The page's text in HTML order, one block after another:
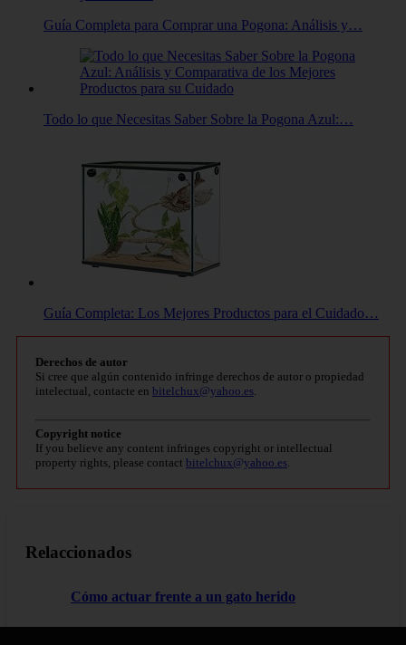
Guía Completa para Comprar una Pogona: Análisis y…
Todo lo que Necesitas Saber Sobre la Pogona Azul:…
Guía Completa: Los Mejores Productos para el Cuidado…
Derechos de autor
Si cree que algún contenido infringe derechos de autor o propiedad
intelectual, contacte en bitelchux@yahoo.es.
Copyright notice
If you believe any content infringes copyright or intellectual
property rights, please contact bitelchux@yahoo.es.
Relaccionados
Cómo actuar frente a un gato herido